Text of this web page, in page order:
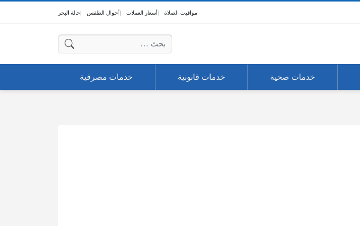
مواقيت الصلاة أسعار العملات أحوال الطقس حالة البحر
البحث عن:
خدمات صحية خدمات قانونية خدمات مصرفية